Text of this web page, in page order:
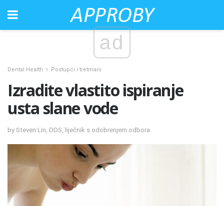
ad
Dental Health Postupci i tretmani
Izradite vlastito ispiranje
usta slane vode
by Steven Lin, DDS, liječnik s odobrenjem odbora